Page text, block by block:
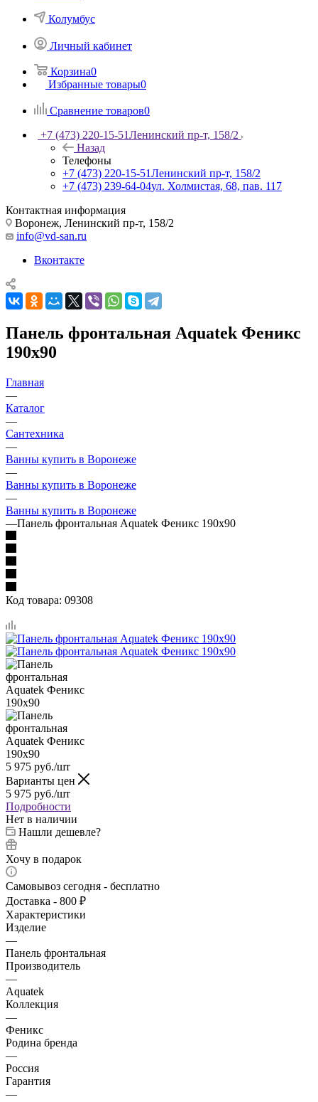
Колумбус
Личный кабинет
Корзина0
Избранные товары0
Сравнение товаров0
+7 (473) 220-15-51Ленинский пр-т, 158/2
Назад
Телефоны
+7 (473) 220-15-51Ленинский пр-т, 158/2
+7 (473) 239-64-04ул. Холмистая, 68, пав. 117
Контактная информация
Воронеж, Ленинский пр-т, 158/2
info@vd-san.ru
Вконтакте
Панель фронтальная Aquatek Феникс
190х90
Главная
—
Каталог
—
Сантехника
—
Ванны купить в Воронеже
—
Ванны купить в Воронеже
—
Ванны купить в Воронеже
—Панель фронтальная Aquatek Феникс 190х90
Код товара: 09308
5 975 руб./шт
Варианты цен
5 975 руб./шт
Подробности
Нет в наличии
Нашли дешевле?
Хочу в подарок
Самовывоз сегодня - бесплатно
Доставка - 800 ₽
Характеристики
Изделие
—
Панель фронтальная
Производитель
—
Aquatek
Коллекция
—
Феникс
Родина бренда
—
Россия
Гарантия
—